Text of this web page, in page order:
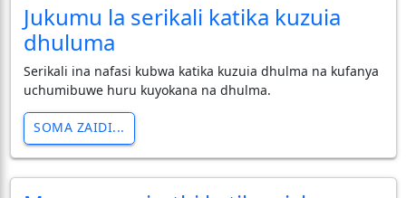
Jukumu la serikali katika kuzuia
dhuluma
Serikali ina nafasi kubwa katika kuzuia dhulma na kufanya
uchumibuwe huru kuyokana na dhulma.
SOMA ZAIDI...